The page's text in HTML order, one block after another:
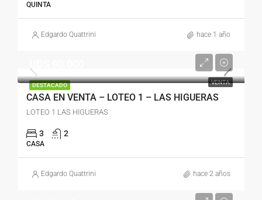
QUINTA
Edgardo Quattrini hace 1 año
DESTACADO VENTA
CASA EN VENTA – LOTEO 1 – LAS HIGUERAS
LOTEO 1 LAS HIGUERAS
3 2
CASA
Edgardo Quattrini hace 2 años